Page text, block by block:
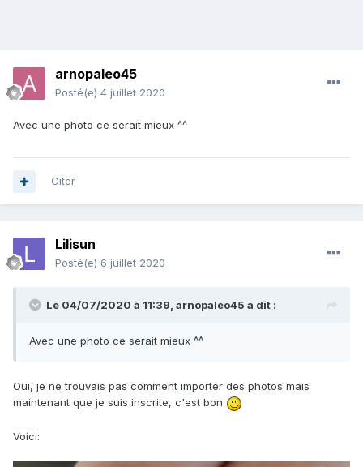
arnopaleo45
Posté(e) 4 juillet 2020
Avec une photo ce serait mieux ^^
Citer
Lilisun
Posté(e) 6 juillet 2020
Le 04/07/2020 à 11:39, arnopaleo45 a dit :
Avec une photo ce serait mieux ^^
Oui, je ne trouvais pas comment importer des photos mais
maintenant que je suis inscrite, c'est bon
Voici: